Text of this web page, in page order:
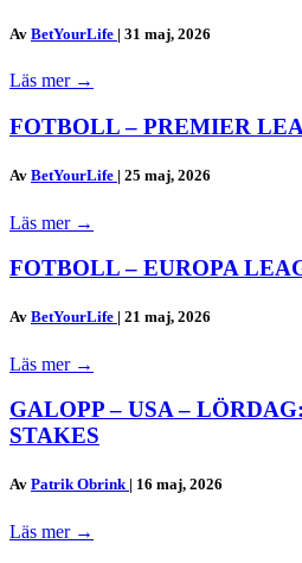
Av BetYourLife | 31 maj, 2026
Läs mer →
FOTBOLL – PREMIER
Av BetYourLife | 25 maj, 2026
Läs mer →
FOTBOLL – EUROPA
Av BetYourLife | 21 maj, 2026
Läs mer →
GALOPP – USA –
STAKES
Av Patrik Obrink | 16 maj, 2026
Läs mer →